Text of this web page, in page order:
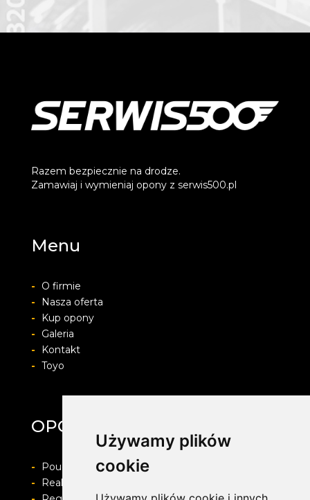
Używamy plików
cookie
Razem bezpiecznie na drodze.
Zamawiaj i wymieniaj opony z serwis500.pl
Menu
-
O firmie
-
Nasza oferta
-
Kup opony
-
Galeria
-
Kontakt
- Toyo
OPONY ŚMIGIELSKI
-
Pouczenie o prawie do odstapienia od umowy
-
Realizacja zamówienia i formy płatności